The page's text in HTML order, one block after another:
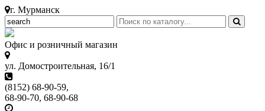
г. Мурманск
Офис и розничный магазин
ул. Домостроительная, 16/1
(8152) 68-90-59,
68-90-70, 68-90-68